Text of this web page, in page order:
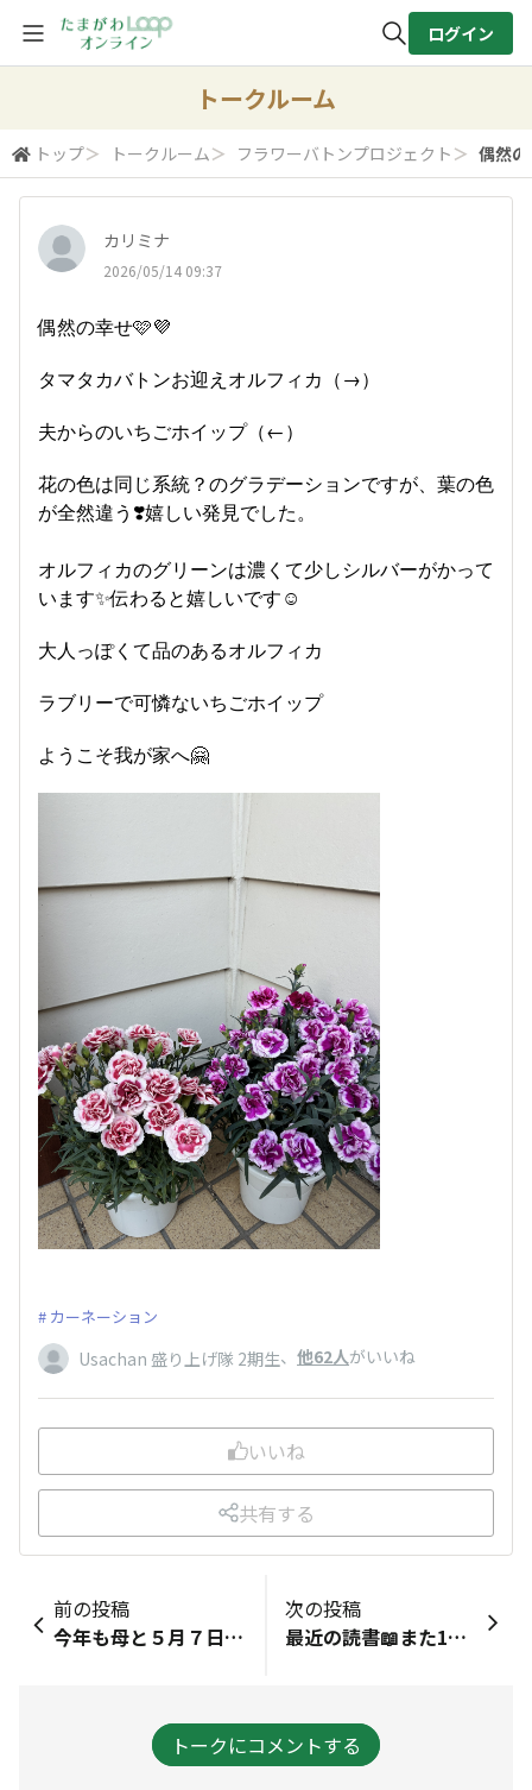
検索
ログイン
トークルーム
トップ＞ トークルーム＞ フラワーバトンプロジェクト ＞ 偶然
カリミナ
2026/05/14 09:37
偶然の幸せ🩷💜
タマタカバトンお迎えオルフィカ（→）
夫からのいちごホイップ（←）
花の色は同じ系統？のグラデーションですが、葉の色
が全然違う❣️嬉しい発見でした。
オルフィカのグリーンは濃くて少しシルバーがかって
います✨伝わると嬉しいです☺️
大人っぽくて品のあるオルフィカ
ラブリーで可憐ないちごホイップ
ようこそ我が家へ🤗
カーネーション
Usachan 盛り上げ隊 2期生、 他62人がいいね
いいね
共有する
前の投稿
今年も母と５月７日にグリーンワイズさんの​ローズガーデンツアー＆バラのブーケづくりに参加して来ました🌹✨午前中の回で風が割と吹いている日だったのもあり、ローズガーデンに行くと数々のバラの良い香りが充満していて、そこにいるだけで気分が高揚するようでした🌹ブーケ作成中も香りに癒される時間でした✨ランチはオクシモロンさんで🍛✨この回に参加された方はわかりますよね😎✌️また次回も楽しみにしております✨
次の投稿
最近の読書📖また1冊だけ書評を載せてみます😚介護未満の父に起きたこと📙とても気になって、読みたい読みたいと思っていたら、高校同級生のお友達が「よかったら読んで！」と貸してくれた。以心伝心に感動！タスクをツリー表示し、常に優先順位を整理、臨戦体制を整えて臨むジェーンさん。ビジネスで発揮しているロジカルさや課題解決力、問題の本質を見極め行動する力は本当に素晴らしい。離れて暮らす親を持つ身としては、遠隔でもできることがあるという事実に勇気づけられる。誰もが通る道、ぜひみなさんにも一読いただきたいな。
トークにコメントする